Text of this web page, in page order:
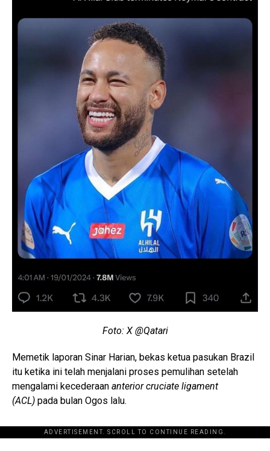
Foto: X @Qatari
Memetik laporan Sinar Harian, bekas ketua pasukan Brazil
itu ketika ini telah menjalani proses pemulihan setelah
mengalami kecederaan anterior cruciate ligament
(ACL) pada bulan Ogos lalu.
ADVERTISEMENT. SCROLL TO CONTINUE READING.